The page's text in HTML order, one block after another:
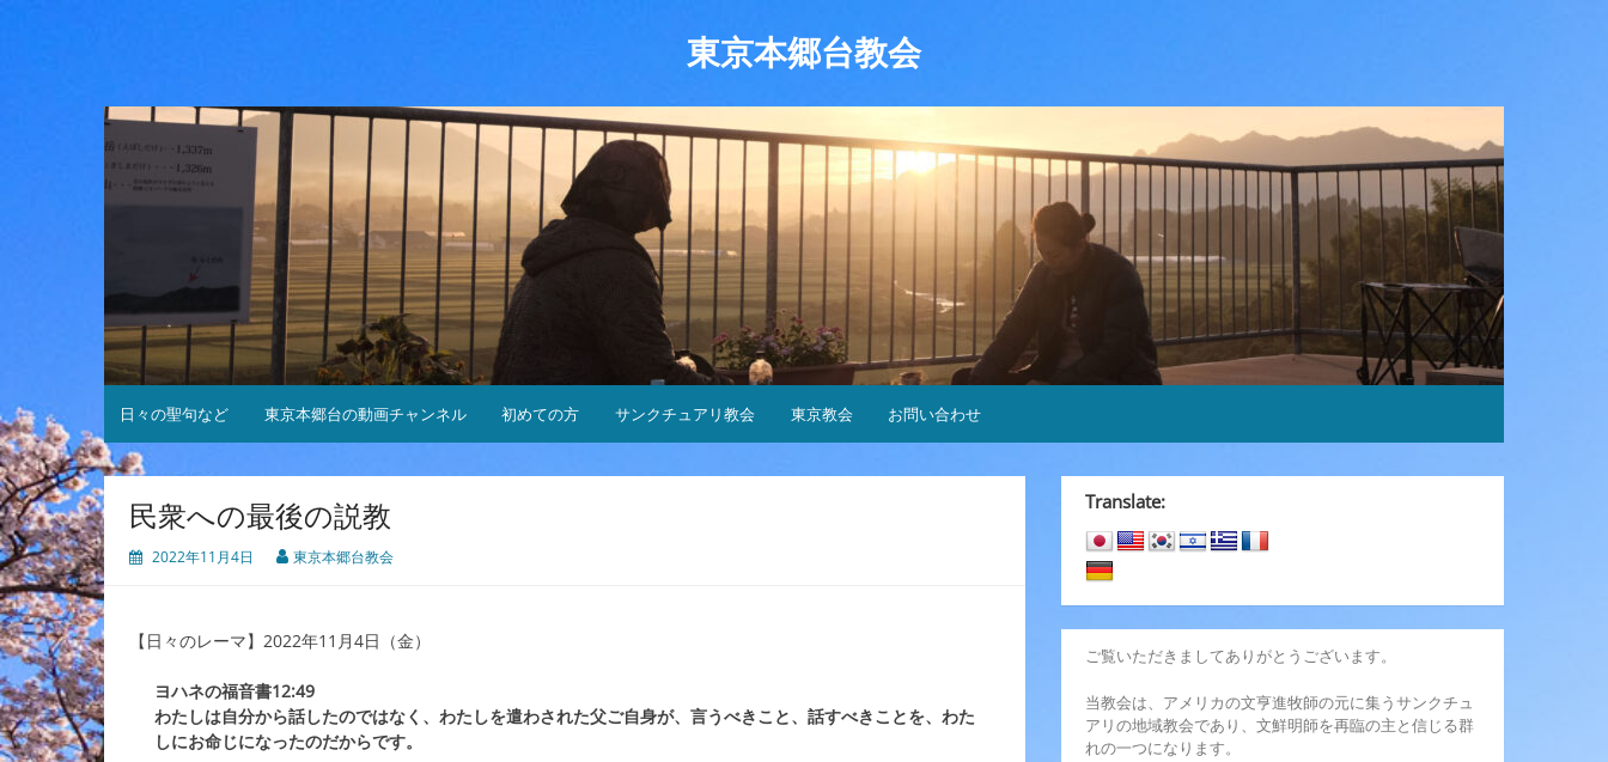
東京本郷台教会
日々の聖句など 東京本郷台の動画チャンネル 初めての方 サンクチュアリ教会 東京教会 お問い合わせ
民衆への最後の説教
2022年11月4日 東京本郷台教会
【日々のレーマ】2022年11月4日（金）
ヨハネの福音書12:49
わたしは自分から話したのではなく、わたしを遣わされた父ご自身が、言うべきこと、話すべきことを、わた
しにお命じになったのだからです。
Translate:
ご覧いただきましてありがとうございます。
当教会は、アメリカの文亨進牧師の元に集うサンクチュ
アリの地域教会であり、文鮮明師を再臨の主と信じる群
れの一つになります。